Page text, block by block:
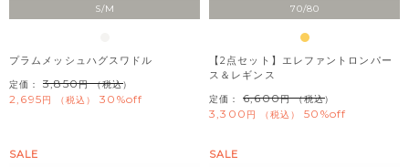
S/M
プラムメッシュハグスワドル
定価： 3,850 （税込）
2,695 税込 30%off
70/80
【2点セット】エレファントロンパー
ス＆レギンス
定価： 6,600 （税込）
3,300 税込 50%off
SALE SALE